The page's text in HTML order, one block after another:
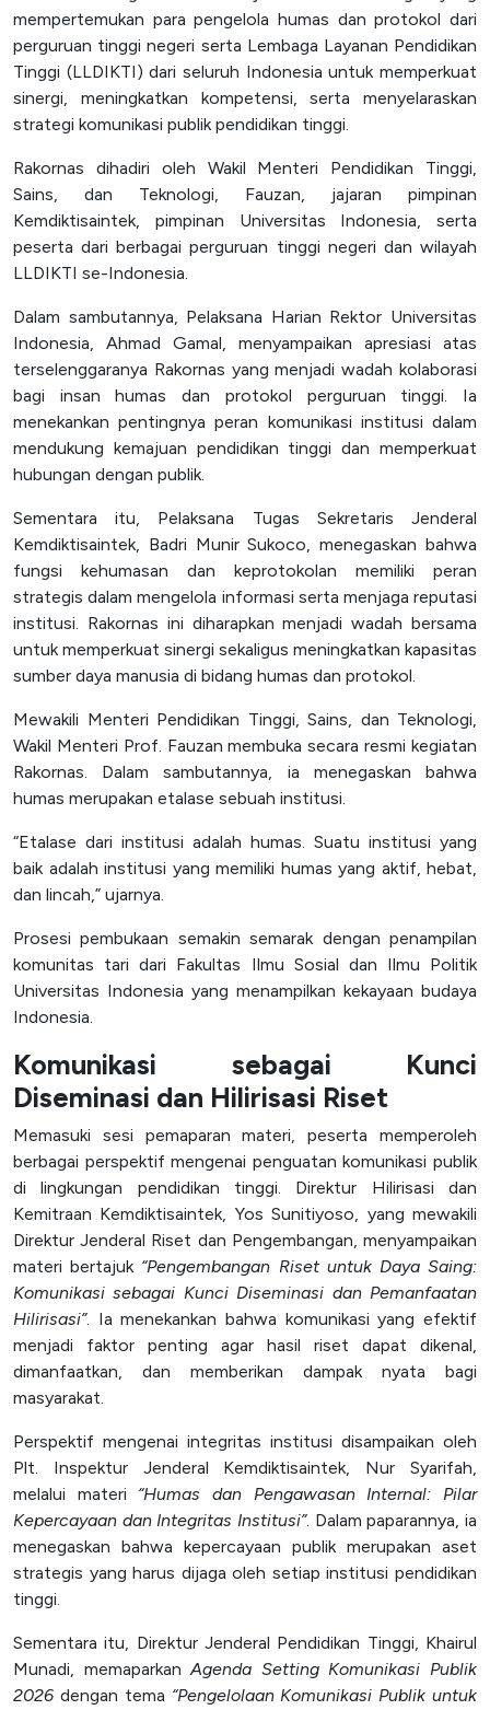
SPEAK
Lapor
Satgas PPKPT
mempertemukan para pengelola humas dan protokol dari
perguruan tinggi negeri serta Lembaga Layanan Pendidikan
Tinggi (LLDIKTI) dari seluruh Indonesia untuk memperkuat
sinergi, meningkatkan kompetensi, serta menyelaraskan
strategi komunikasi publik pendidikan tinggi.
Rakornas dihadiri oleh Wakil Menteri Pendidikan Tinggi,
Sains, dan Teknologi, Fauzan, jajaran pimpinan
Kemdiktisaintek, pimpinan Universitas Indonesia, serta
peserta dari berbagai perguruan tinggi negeri dan wilayah
LLDIKTI se-Indonesia.
Dalam sambutannya, Pelaksana Harian Rektor Universitas
Indonesia, Ahmad Gamal, menyampaikan apresiasi atas
terselenggaranya Rakornas yang menjadi wadah kolaborasi
bagi insan humas dan protokol perguruan tinggi. Ia
menekankan pentingnya peran komunikasi institusi dalam
mendukung kemajuan pendidikan tinggi dan memperkuat
hubungan dengan publik.
Sementara itu, Pelaksana Tugas Sekretaris Jenderal
Kemdiktisaintek, Badri Munir Sukoco, menegaskan bahwa
fungsi kehumasan dan keprotokolan memiliki peran
strategis dalam mengelola informasi serta menjaga reputasi
institusi. Rakornas ini diharapkan menjadi wadah bersama
untuk memperkuat sinergi sekaligus meningkatkan kapasitas
sumber daya manusia di bidang humas dan protokol.
Mewakili Menteri Pendidikan Tinggi, Sains, dan Teknologi,
Wakil Menteri Prof. Fauzan membuka secara resmi kegiatan
Rakornas. Dalam sambutannya, ia menegaskan bahwa
humas merupakan etalase sebuah institusi.
“Etalase dari institusi adalah humas. Suatu institusi yang
baik adalah institusi yang memiliki humas yang aktif, hebat,
dan lincah,” ujarnya.
Prosesi pembukaan semakin semarak dengan penampilan
komunitas tari dari Fakultas Ilmu Sosial dan Ilmu Politik
Universitas Indonesia yang menampilkan kekayaan budaya
Indonesia.
Komunikasi sebagai Kunci
Diseminasi dan Hilirisasi Riset
Memasuki sesi pemaparan materi, peserta memperoleh
berbagai perspektif mengenai penguatan komunikasi publik
di lingkungan pendidikan tinggi. Direktur Hilirisasi dan
Kemitraan Kemdiktisaintek, Yos Sunitiyoso, yang mewakili
Direktur Jenderal Riset dan Pengembangan, menyampaikan
materi bertajuk “Pengembangan Riset untuk Daya Saing:
Komunikasi sebagai Kunci Diseminasi dan Pemanfaatan
Hilirisasi”. Ia menekankan bahwa komunikasi yang efektif
menjadi faktor penting agar hasil riset dapat dikenal,
dimanfaatkan, dan memberikan dampak nyata bagi
masyarakat.
Perspektif mengenai integritas institusi disampaikan oleh
Plt. Inspektur Jenderal Kemdiktisaintek, Nur Syarifah,
melalui materi “Humas dan Pengawasan Internal: Pilar
Kepercayaan dan Integritas Institusi”. Dalam paparannya, ia
menegaskan bahwa kepercayaan publik merupakan aset
strategis yang harus dijaga oleh setiap institusi pendidikan
tinggi.
Sementara itu, Direktur Jenderal Pendidikan Tinggi, Khairul
Munadi, memaparkanAgenda Setting Komunikasi Publik
2026 dengan tema “Pengelolaan Komunikasi Publik untuk